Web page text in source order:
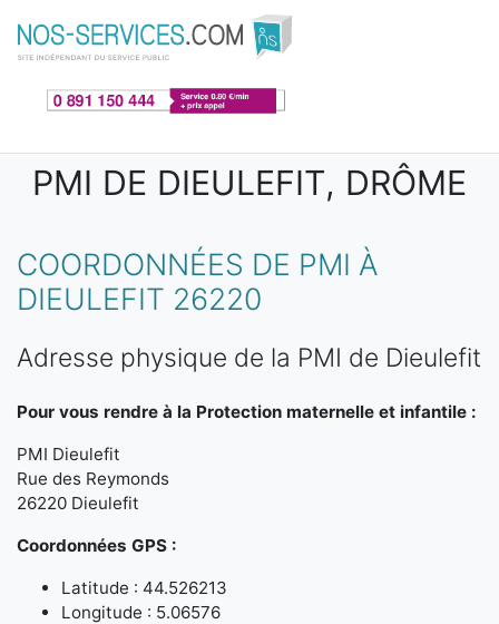
Aller au contenu principal
PMI DE DIEULEFIT, DRÔME
COORDONNÉES DE PMI À
DIEULEFIT 26220
Adresse physique de la PMI de Dieulefit
Pour vous rendre à la Protection maternelle et infantile :
PMI Dieulefit
Rue des Reymonds
26220 Dieulefit
Coordonnées GPS :
Latitude : 44.526213
Longitude : 5.06576